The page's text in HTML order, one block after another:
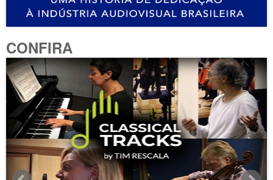
CONFIRA